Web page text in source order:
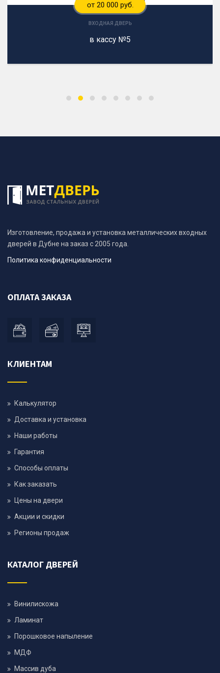
от 20 000 руб.
ВХОДНАЯ ДВЕРЬ
в кассу №5
Изготовление, продажа и установка металлических входных
дверей в Дубне на заказ с 2005 года.
Политика конфиденциальности
ОПЛАТА ЗАКАЗА
КЛИЕНТАМ
Калькулятор
Доставка и установка
Наши работы
Гарантия
Способы оплаты
Как заказать
Цены на двери
Акции и скидки
Регионы продаж
КАТАЛОГ ДВЕРЕЙ
Винилискожа
Ламинат
Порошковое напыление
МДФ
Массив дуба